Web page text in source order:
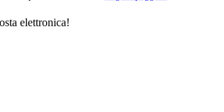
elettronica!